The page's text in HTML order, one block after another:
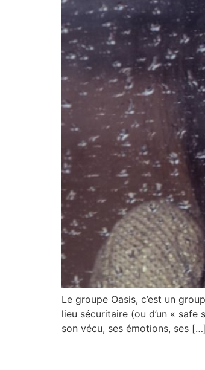
Le groupe Oasis, c’est un
lieu sécuritaire (ou d’un «
son vécu, ses émotions, ses […]